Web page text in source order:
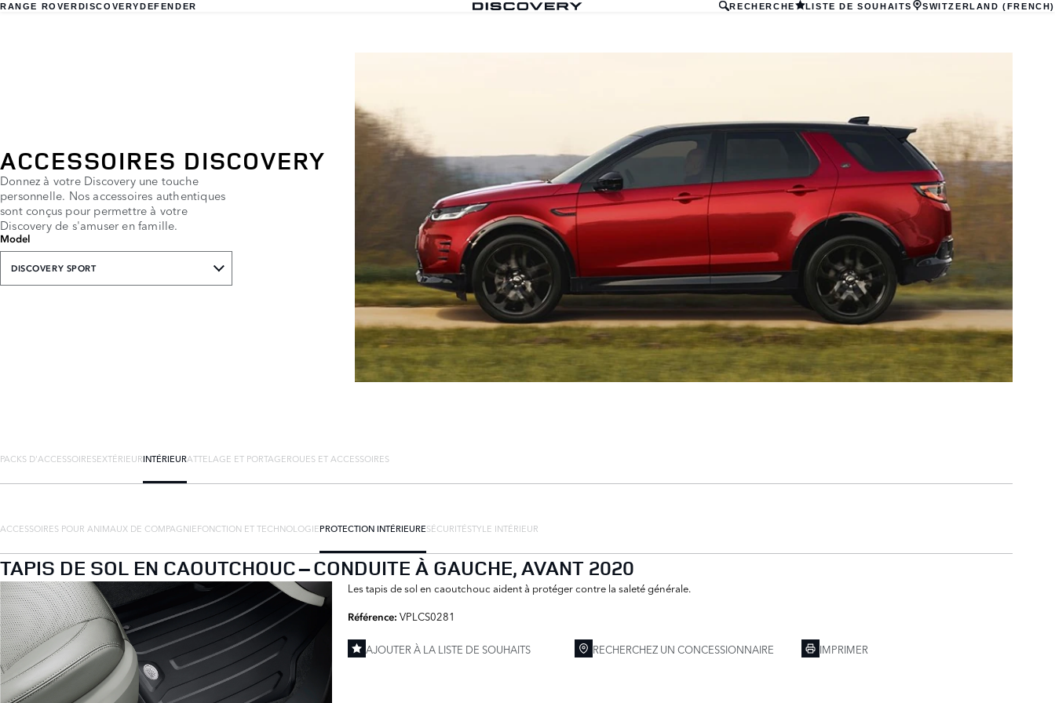
RANGE ROVERDISCOVERYDEFENDER RECHERCHE LISTE DE SOUHAITS SWITZERLAND (FRENCH)
ACCESSOIRES DISCOVERY
Donnez à votre Discovery une touche
personnelle. Nos accessoires authentiques
sont conçus pour permettre à votre
Discovery de s'amuser en famille.
Model
DISCOVERY SPORT
PACKS D'ACCESSOIRESEXTÉRIEURINTÉRIEURATTELAGE ET PORTAGEROUES ET ACCESSOIRES
ACCESSOIRES POUR ANIMAUX DE COMPAGNIEFONCTION ET TECHNOLOGIEPROTECTION INTÉRIEURESÉCURITÉSTYLE INTÉRIEUR
TAPIS DE SOL EN CAOUTCHOUC – CONDUITE À GAUCHE, AVANT 2020
Les tapis de sol en caoutchouc aident à protéger contre la saleté générale.
Référence:VPLCS0281
AJOUTER À LA LISTE DE SOUHAITS RECHERCHEZ UN CONCESSIONNAIRE IMPRIMER